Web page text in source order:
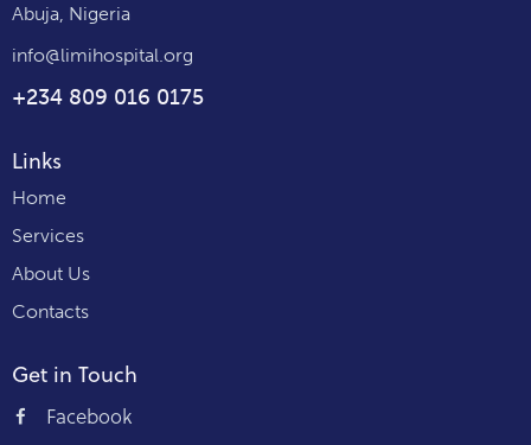
Abuja, Nigeria
info@limihospital.org
+234 809 016 0175
Links
Home
Services
About Us
Contacts
Get in Touch
Facebook